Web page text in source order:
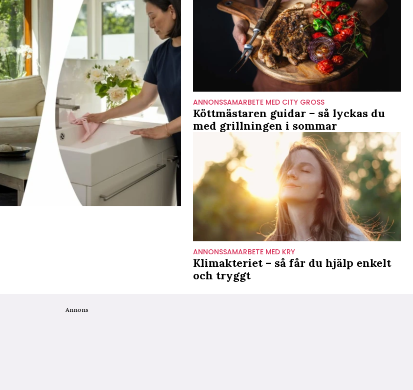
ANNONSSAMARBETE MED CITY GROSS
Köttmästaren guidar – så lyckas du
med grillningen i sommar
ANNONSSAMARBETE MED KRY
Klimakteriet – så får du hjälp enkelt
och tryggt
Annons